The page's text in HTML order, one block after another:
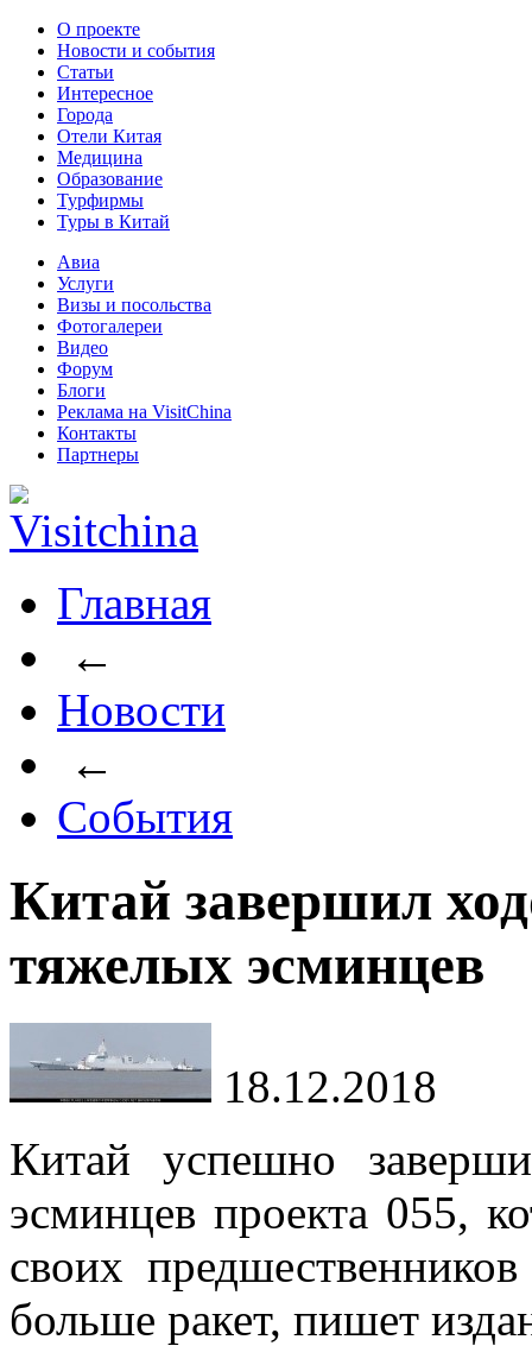
О проекте
Новости и события
Статьи
Интересное
Города
Отели Китая
Медицина
Образование
Турфирмы
Туры в Китай
Авиа
Услуги
Визы и посольства
Фотогалереи
Видео
Форум
Блоги
Реклама на VisitChina
Контакты
Партнеры
Главная
←
Новости
←
События
Китай завершил
тяжелых эсминцев
18.12.2018
Китай успешно
эсминцев проекта 055,
своих
больше ракет, пишет